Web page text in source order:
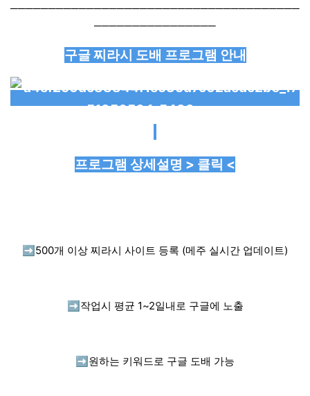
──────────────────────────────────────
────────────────
구글 찌라시 도배 프로그램 안내
프로그램 상세설명 > 클릭 <
➡️ 500개 이상 찌라시 사이트 등록 (메주 실시간 업데이트)
➡️ 작업시 평균 1~2일내로 구글에 노출
➡️ 원하는 키워드로 구글 도배 가능